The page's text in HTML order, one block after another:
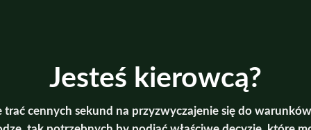
Jesteś kierowcą?
trać cennych sekund na przyzwyczajenie się do